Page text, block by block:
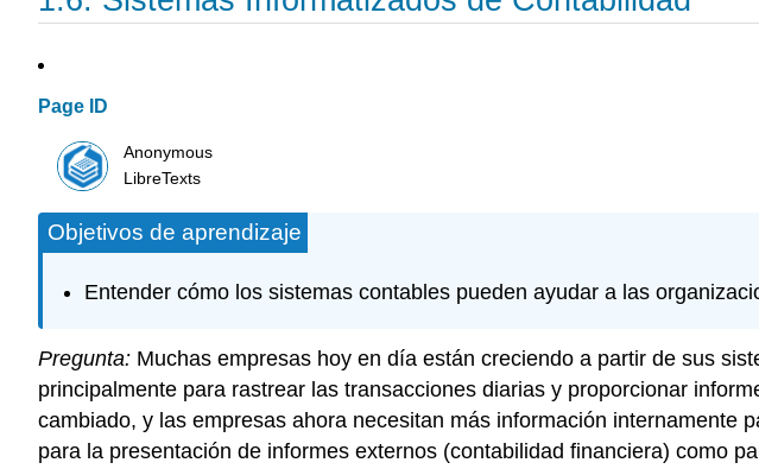
Page ID
Anonymous
LibreTexts
Objetivos de aprendizaje
Entender cómo los sistemas contables pueden ayudar a las
Pregunta: Muchas empresas hoy en día están creciendo a partir de sus
principalmente para rastrear las transacciones diarias y proporcionar
cambiado, y las empresas ahora necesitan más información internamente
para la presentación de informes externos (contabilidad financiera) como